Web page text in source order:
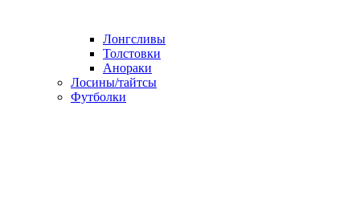
Лонгсливы
Толстовки
Анораки
Лосины/тайтсы
Футболки